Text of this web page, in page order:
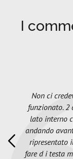
I
Non ci
funzionato. 2
lato interno
andando
ripresentato
fare d i testa